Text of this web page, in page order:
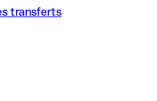
transferts